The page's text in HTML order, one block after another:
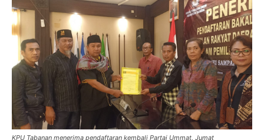
KPU Tabanan menerima pendaftaran kembali Partai Ummat, Jumat